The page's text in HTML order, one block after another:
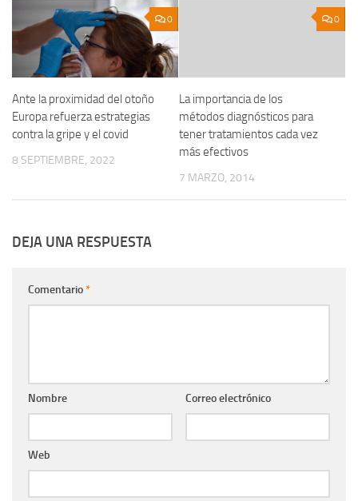
0
Ante la proximidad del otoño
Europa refuerza estrategias
contra la gripe y el covid
8 SEPTIEMBRE, 2022
0
La importancia de los
métodos diagnósticos para
tener tratamientos cada vez
más efectivos
7 MARZO, 2014
DEJA UNA RESPUESTA
Comentario*
Nombre Correo electrónico
Web